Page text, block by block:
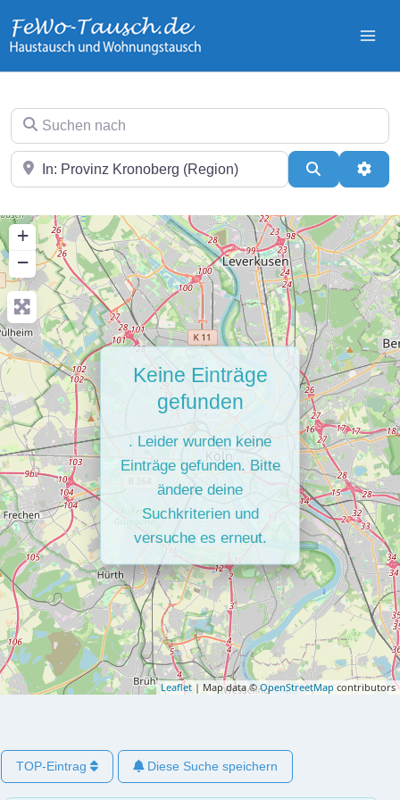
Inhalt
Suchen nach
In der Nähe Suchen
+
−
Leaflet | Map data ©OpenStreetMap contributors
Keine Einträge
gefunden
. Leider wurden keine
Einträge gefunden. Bitte
ändere deine
Suchkriterien und
versuche es erneut.
TOP-Eintrag Diese Suche speichern